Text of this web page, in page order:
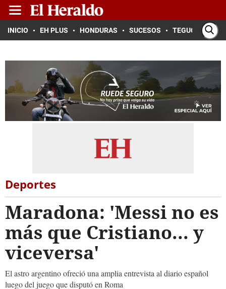
INICIO EH PLUS HONDURAS SUCESOS TEGUCIGALPA
Deportes
Maradona: 'Messi no es
más que Cristiano... y
viceversa'
El astro argentino ofreció una amplia entrevista al diario español
luego del juego que disputó en Roma